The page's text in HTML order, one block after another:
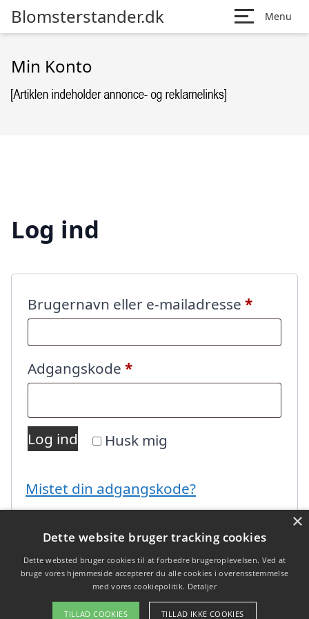
Blomsterstander.dk Menu
Min Konto
Log ind
Brugernavn eller e-mailadresse *
Adgangskode *Påkrævet
Husk mig
Log ind
Mistet din adgangskode?
Copyright 2026 - Pilanto Aps
×
Dette website bruger tracking cookies
Dette websted bruger cookies til at forbedre brugeroplevelsen. Ved at
bruge vores hjemmeside accepterer du alle cookies i overensstemmelse
med vores cookiepolitik. Detaljer
TILLAD COOKIES TILLAD IKKE COOKIES